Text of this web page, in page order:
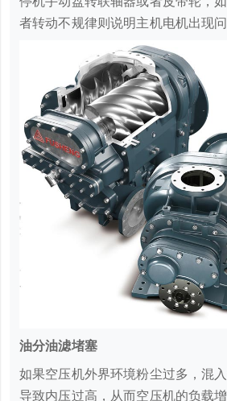
者转动不规律则说明主机电机出现问
油分油滤堵塞
如果空压机外界环境粉尘过多，混
导致内压过高，从而空压机的负载